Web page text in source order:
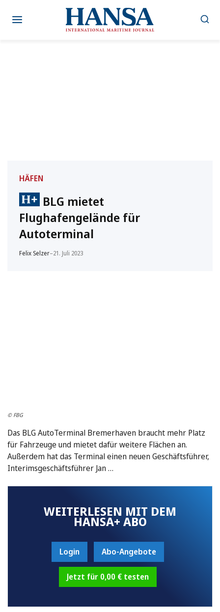
Inhalt
HÄFEN
BLG mietet
Flughafengelände für
Autoterminal
Felix Selzer–21. Juli 2023
© FBG
Das BLG AutoTerminal Bremerhaven braucht mehr Platz
für Fahrzeuge und mietet dafür weitere Flächen an.
Außerdem hat das Terminal einen neuen Geschäftsführer,
Interimsgeschäftsführer Jan …
WEITERLESEN MIT DEM
HANSA+ ABO
Login Abo-Angebote
Jetzt für 0,00 € testen